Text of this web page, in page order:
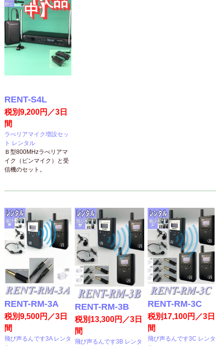
中】
RENT-S4L
税別9,200円／3日
間
ラべリアマイク増設セッ
ト レンタル
Ｂ型800MHzラべリアマ
イク（ピンマイク）と受
信機のセット。
RENT-RM-3A
税別9,500円／3日
間
飛び声るんです3A レンタ
RENT-RM-3B
税別13,300円／3日
間
飛び声るんです3B レンタ
RENT-RM-3C
税別17,100円／3日
間
飛び声るんです3C レンタ